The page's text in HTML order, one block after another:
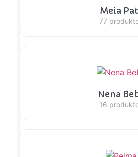
Meia
77
Nena
16